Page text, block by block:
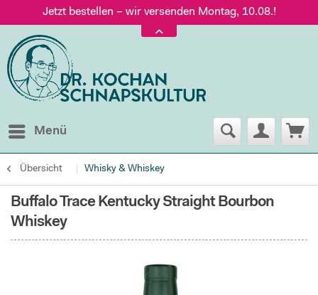
Jetzt bestellen – wir versenden Montag, 10.08.!
Versand nur 5,60 €, gratis ab 95 € Warenwert
Jetzt bestellen – wir versenden Montag, 10.08.!
Menü
Übersicht Whisky & Whiskey
Buffalo Trace Kentucky Straight Bourbon
Whiskey